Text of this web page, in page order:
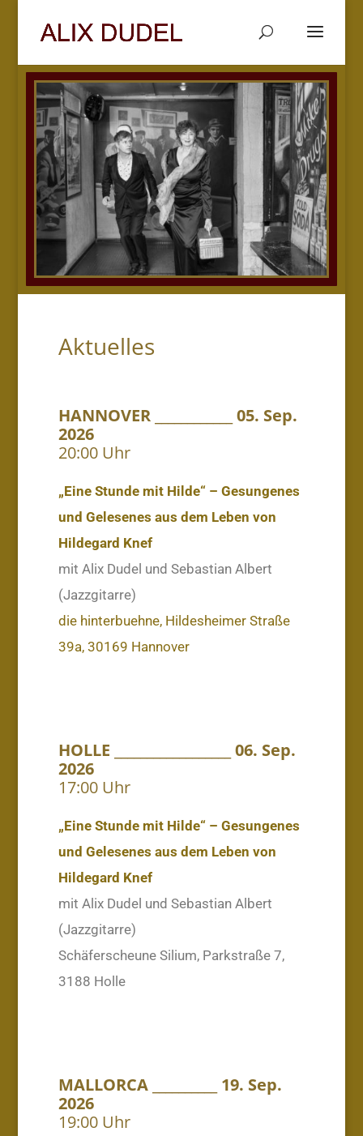
Aktuelles
HANNOVER ____________ 05. Sep.
2026
20:00 Uhr
„Eine Stunde mit Hilde“ – Gesungenes
und Gelesenes aus dem Leben von
Hildegard Knef
mit Alix Dudel und Sebastian Albert
(Jazzgitarre)
die hinterbuehne, Hildesheimer Straße
39a, 30169 Hannover
HOLLE __________________ 06. Sep.
2026
17:00 Uhr
„Eine Stunde mit Hilde“ – Gesungenes
und Gelesenes aus dem Leben von
Hildegard Knef
mit Alix Dudel und Sebastian Albert
(Jazzgitarre)
Schäferscheune Silium, Parkstraße 7,
3188 Holle
MALLORCA __________ 19. Sep.
2026
19:00 Uhr